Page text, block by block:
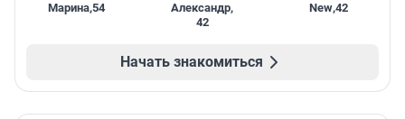
Марина,54 Александр,
42
New,42
Начать знакомиться